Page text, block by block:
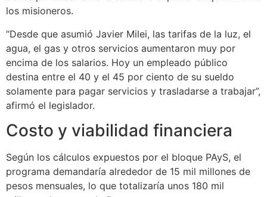
los misioneros.
“Desde que asumió Javier Milei, las tarifas de la luz, el
agua, el gas y otros servicios aumentaron muy por
encima de los salarios. Hoy un empleado público
destina entre el 40 y el 45 por ciento de su sueldo
solamente para pagar servicios y trasladarse a trabajar”,
afirmó el legislador.
Costo y viabilidad financiera
Según los cálculos expuestos por el bloque PAyS, el
programa demandaría alrededor de 15 mil millones de
pesos mensuales, lo que totalizaría unos 180 mil